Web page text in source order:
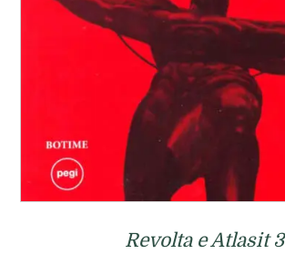
Revolta e Atlasit 3